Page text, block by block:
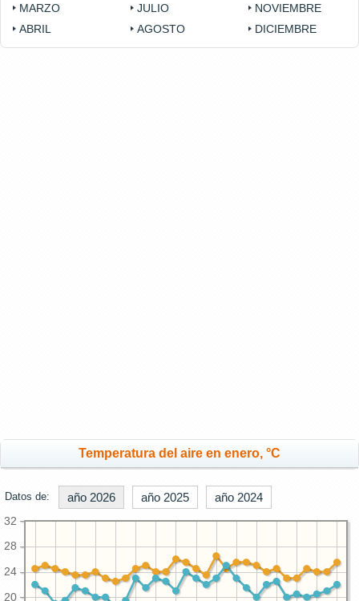
MARZO
ABRIL
JULIO
AGOSTO
NOVIEMBRE
DICIEMBRE
Temperatura del aire en enero, °C
Datos de: año 2026 año 2025 año 2024
20
24
28
32